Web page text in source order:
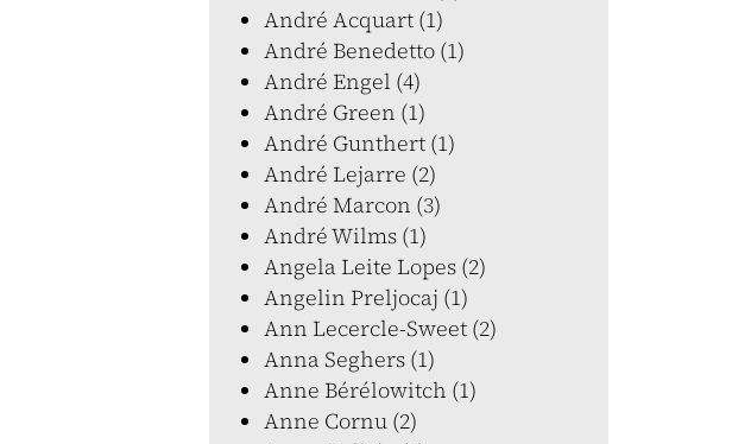
André Acquart (1)
André Benedetto (1)
André Engel (4)
André Green (1)
André Gunthert (1)
André Lejarre (2)
André Marcon (3)
André Wilms (1)
Angela Leite Lopes (2)
Angelin Preljocaj (1)
Ann Lecercle-Sweet (2)
Anna Seghers (1)
Anne Bérélowitch (1)
Anne Cornu (2)